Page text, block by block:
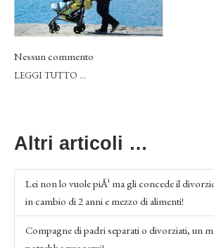
Nessun commento
LEGGI TUTTO …
Altri articoli …
Lei non lo vuole piÃ¹ ma gli concede il
in cambio di 2 anni e mezzo di alimenti!
Compagne di padri separati o divorziati, un